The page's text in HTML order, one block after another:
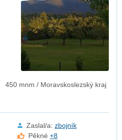
450 mnm / Moravskoslezský kraj
Zaslal/a: zbojník
Pěkné+8